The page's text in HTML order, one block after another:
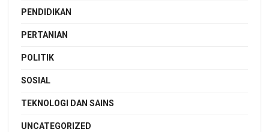
PENDIDIKAN
PERTANIAN
POLITIK
SOSIAL
TEKNOLOGI DAN SAINS
UNCATEGORIZED